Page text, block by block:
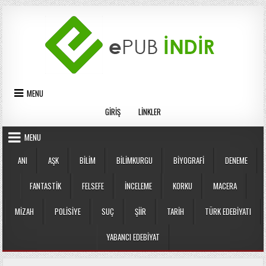
Skip
to
content
MENU
GIRIŞ
LINKLER
MENU
ANI
AŞK BILIM BILIMKURGU BIYOGRAFI DENEME
FANTASTIK FELSEFE İNCELEME KORKU MACERA
MIZAH POLISIYE SUÇ ŞIIR TARIH TÜRK EDEBIYATI
YABANCI EDEBIYAT